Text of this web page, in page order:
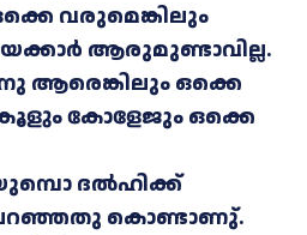
വരുമെങ്കിലും
ആരുമുണ്ടാവില്ല.
ആരെങ്കിലും ഒക്കെ
കോളേജും ഒക്കെ
ദൽഹിക്ക്
കൊണ്ടാണു്.